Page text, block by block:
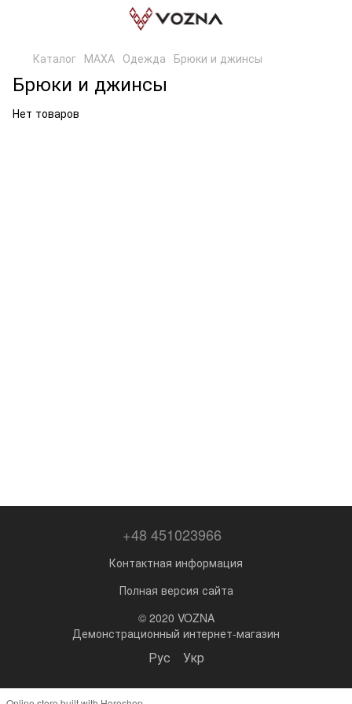
Каталог МАХА Одежда Брюки и джинсы
Брюки и джинсы
Нет товаров
+48 451023966
Контактная информация
Полная версия сайта
© 2020 VOZNA
Демонстрационный интернет-магазин
Рус Укр